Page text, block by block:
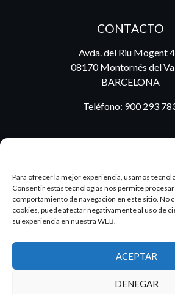
Para ofrecer la mejor experiencia, usamos
Consentir estas tecnologías nos permite
comportamiento de navegación en este sitio. No
cookies, puede afectar negativamente al uso de
su experiencia en nuestra WEB.
ACEPTAR
DENEGAR
CONTACTO
Avda. del Riu Mogent
08170 Montornés del
BARCELONA
Teléfono: 900 293
2026 Dake. Todos los derechos